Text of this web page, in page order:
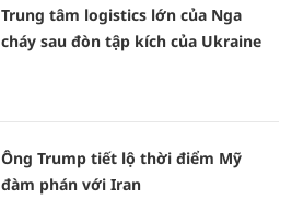
Trung tâm logistics lớn của Nga
cháy sau đòn tập kích của Ukraine
Ông Trump tiết lộ thời điểm Mỹ
đàm phán với Iran